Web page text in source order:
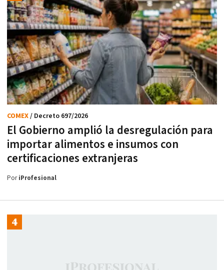
El Gobierno amplió la desregulación para
importar alimentos e insumos con
certificaciones extranjeras
COMEX/ Decreto 697/2026
PoriProfesional